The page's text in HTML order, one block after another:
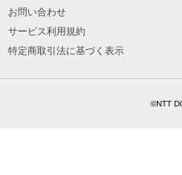
お問い合わせ
サービス利用規約
特定商取引法に基づく表示
©NTT